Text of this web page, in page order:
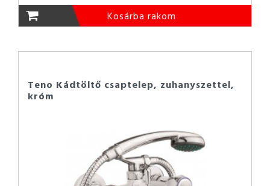
Kosárba rakom
Teno Kádtöltő csaptelep, zuhanyszettel,
króm